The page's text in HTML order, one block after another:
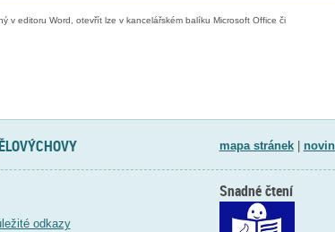
v editoru Word, otevřít lze v kancelářském balíku Microsoft Office či
mapa stránek|
odkazy
Snadné čtení